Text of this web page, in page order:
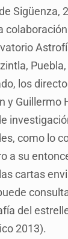
Sigüenza,
los
y Guillermo
como lo
a su
cartas
del
2013).